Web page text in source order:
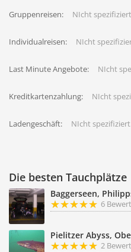
Gruppenreisen: NIcht
Individualreisen: NIcht
Last Minute Angebote: NIcht
Kreditkartenzahlung: NIcht
Ladengeschäft: NIcht
Die besten Tauchplätze
Baggerseen,
6
Pielitzer Abyss,
2